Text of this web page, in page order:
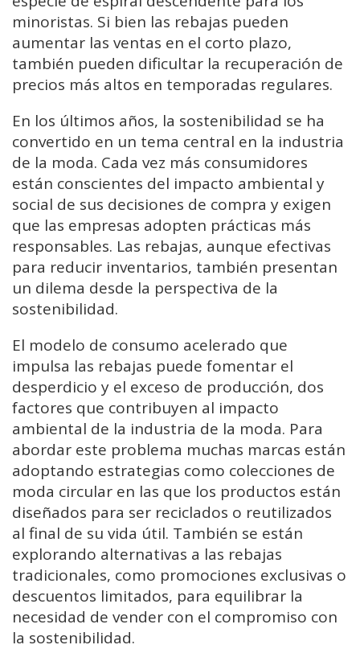
minoristas. Si bien las rebajas pueden
aumentar las ventas en el corto plazo,
también pueden dificultar la recuperación de
precios más altos en temporadas regulares.
En los últimos años, la sostenibilidad se ha
convertido en un tema central en la industria
de la moda. Cada vez más consumidores
están conscientes del impacto ambiental y
social de sus decisiones de compra y exigen
que las empresas adopten prácticas más
responsables. Las rebajas, aunque efectivas
para reducir inventarios, también presentan
un dilema desde la perspectiva de la
sostenibilidad.
El modelo de consumo acelerado que
impulsa las rebajas puede fomentar el
desperdicio y el exceso de producción, dos
factores que contribuyen al impacto
ambiental de la industria de la moda. Para
abordar este problema muchas marcas están
adoptando estrategias como colecciones de
moda circular en las que los productos están
diseñados para ser reciclados o reutilizados
al final de su vida útil. También se están
explorando alternativas a las rebajas
tradicionales, como promociones exclusivas o
descuentos limitados, para equilibrar la
necesidad de vender con el compromiso con
la sostenibilidad.